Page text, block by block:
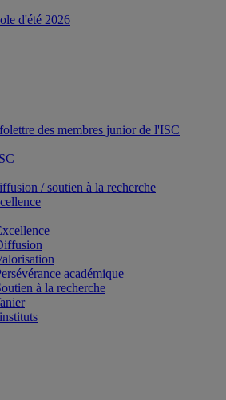
des membres junior de l'ISC
/ soutien à la recherche
académique
à la recherche